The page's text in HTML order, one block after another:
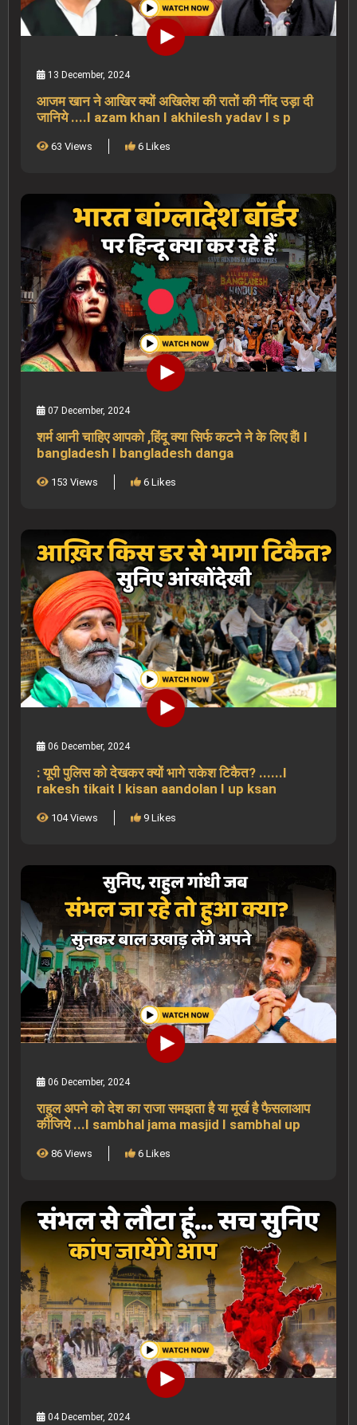
13 December, 2024
आजम खान ने आखिर क्यों अखिलेश की रातों की नींद उड़ा दी
जानिये ....I azam khan I akhilesh yadav I s p
63 Views 6 Likes
07 December, 2024
शर्म आनी चाहिए आपको ,हिंदू क्या सिर्फ कटने ने के लिए हैंI I
bangladesh I bangladesh danga
153 Views 6 Likes
06 December, 2024
: यूपी पुलिस को देखकर क्यों भागे राकेश टिकैत? ......I
rakesh tikait I kisan aandolan I up ksan
104 Views 9 Likes
06 December, 2024
राहुल अपने को देश का राजा समझता है या मूर्ख है फैसलाआप
कीजिये ...I sambhal jama masjid I sambhal up
86 Views 6 Likes
04 December, 2024